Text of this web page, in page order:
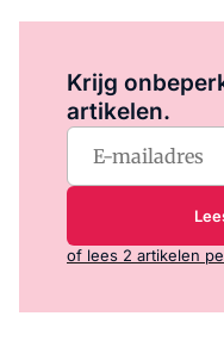
Krijg
artikelen.
of lees 2 artikelen